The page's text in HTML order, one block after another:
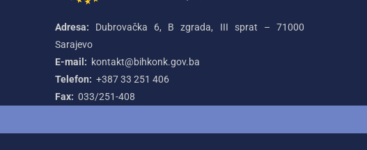
Adresa: Dubrovačka 6, B zgrada, III sprat – 71000‌
Sarajevo
E-mail: kontakt@bihkonk.gov.ba
Telefon: +387‌ 33‌ 251‌ 406
Fax: 033/251-408